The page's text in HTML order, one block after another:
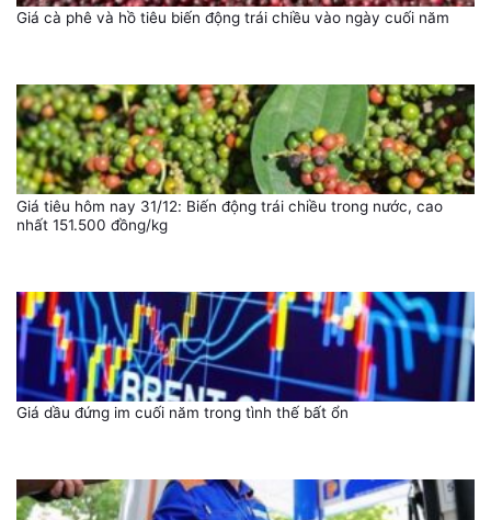
Giá cà phê và hồ tiêu biến động trái chiều vào ngày cuối năm
Giá tiêu hôm nay 31/12: Biến động trái chiều trong nước, cao
nhất 151.500 đồng/kg
Giá dầu đứng im cuối năm trong tình thế bất ổn